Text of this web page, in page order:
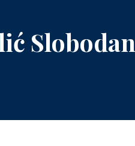
Slobodan